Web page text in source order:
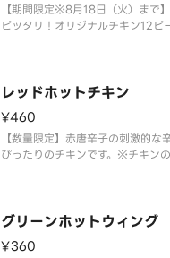
【期間限定※8月18日（火）まで
ピッタリ！オリジナルチキン12ピ
ます。 ※チキンの形状
レッドホットチキン
¥460
【数量限定】赤唐辛子の刺激的な
ぴったりのチキンです。※チキン
す。
グリーンホットウィング
¥360